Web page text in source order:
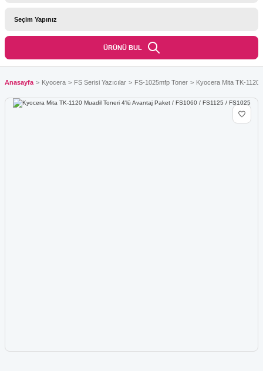
ÜRÜNÜ BUL
Anasayfa Kyocera FS Serisi Yazıcılar FS-1025mfp Toner Kyocera Mita TK-1120